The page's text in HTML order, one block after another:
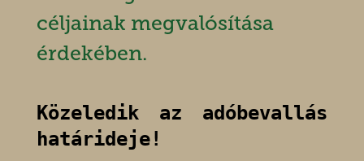
céljainak megvalósítása
érdekében.
Közeledik az adóbevallás
határideje!